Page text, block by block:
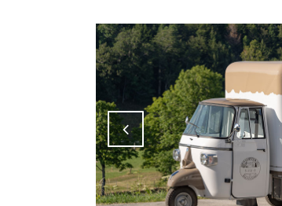
Attiva comando